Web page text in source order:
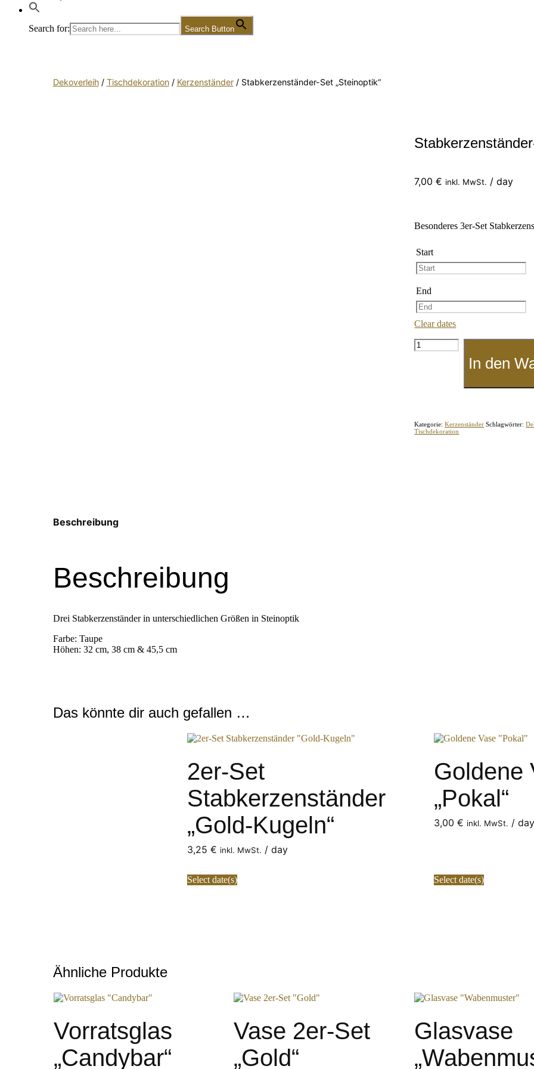
Search for: Search Button
Dekoverleih/ Tischdekoration/ Kerzenständer/ Stabkerzenständer-Set „Steinoptik“
7,00€ inkl. MwSt. / day
Besonderes 3er-Set
Start
End
Clear dates
Stabkerzenständer-
Set
In den
Kategorie:Kerzenständer Schlagwörter:
Tischdekoration
Beschreibung
Beschreibung
Drei Stabkerzenständer in unterschiedlichen Größen in Steinoptik
Farbe: Taupe
Höhen: 32 cm, 38 cm & 45,5 cm
Das könnte dir auch gefallen …
2er-Set
Stabkerzenständer
„Gold-Kugeln“
3,25€ inkl. MwSt. / day
Select date(s)
Goldene
„Pokal“
3,00€ inkl. MwSt. /
Select date(s)
Ähnliche Produkte
Vorratsglas
„Candybar“
Vase 2er-Set
„Gold“
Glasvase